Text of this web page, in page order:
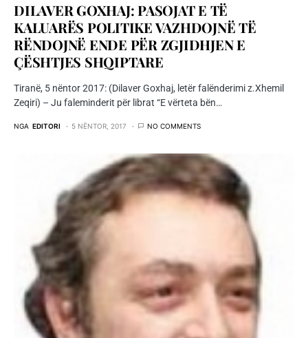
DILAVER GOXHAJ: PASOJAT E TË
KALUARËS POLITIKE VAZHDOJNË TË
RËNDOJNË ENDE PËR ZGJIDHJEN E
ÇËSHTJES SHQIPTARE
Tiranë, 5 nëntor 2017: (Dilaver Goxhaj, letër falënderimi z.Xhemil
Zeqiri) – Ju faleminderit për librat “E vërteta bën…
NGA EDITORI 5 NËNTOR, 2017 NO COMMENTS